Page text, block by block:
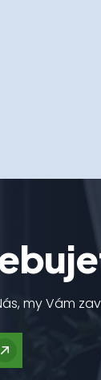
my Vám